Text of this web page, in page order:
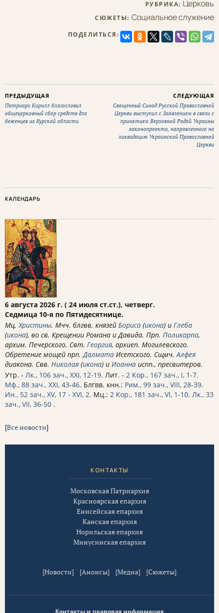
РУБРИКА: Церковь
СЮЖЕТЫ: Социальное служение
ПОДЕЛИТЬСЯ:
ПРЕДЫДУЩАЯ
Патриарх Кирилл благословил
общецерковный сбор средств для
беженцев из Курской области
СЛЕДУЮЩАЯ
Священный Синод Русской Православной
Церкви выступил с Заявлением в связи с
принятием Верховной Радой Украины
законопроекта, направленного на
ликвидацию Украинской Православной
Церкви
КАЛЕНДАРЬ
6 августа 2026 г. ( 24 июля ст.ст.), четверг.
Седмица 10-я по Пятидесятнице.
Мц. Христины. Мчч. блгвв. князей Бориса (икона) и Глеба
(икона), во св. Крещении Романа и Давида. Прп. Поликарпа,
архим. Печерского. Свт. Георгия, архиеп. Могилевского.
Обретение мощей прп. Далмата Исетского. Сщмч. Алфея
диакона. Свв. Николая (икона) и Иоанна испп., пресвитеров.
Утр. - Лк., 106 зач., XXI, 12-19. Лит. - 2 Кор., 167 зач., I, 1-7.
Мф., 88 зач., XXI, 43-46. Блгвв. кнн.: Рим., 99 зач., VIII, 28-39.
Ин., 52 зач., XV, 17 - XVI, 2. Мц.: 2 Кор., 181 зач., VI, 1-10. Лк., 33
зач., VII, 36-50 .
[Все новости]
КОНТАКТЫ
Московская Патриархия
Красноярская епархия
Енисейская епархия
Канская епархия
Норильская епархия
Минусинская епархия
[Новости] [Анонсы] [Медиа] [Сюжеты]
Контакты и правовая информация